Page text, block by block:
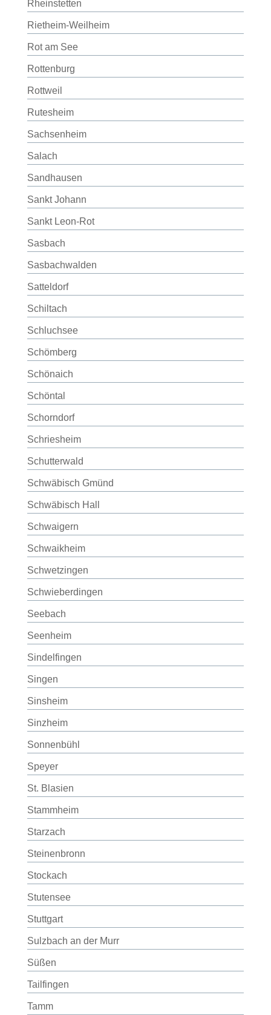
Rheinstetten
Rietheim-Weilheim
Rot am See
Rottenburg
Rottweil
Rutesheim
Sachsenheim
Salach
Sandhausen
Sankt Johann
Sankt Leon-Rot
Sasbach
Sasbachwalden
Satteldorf
Schiltach
Schluchsee
Schömberg
Schönaich
Schöntal
Schorndorf
Schriesheim
Schutterwald
Schwäbisch Gmünd
Schwäbisch Hall
Schwaigern
Schwaikheim
Schwetzingen
Schwieberdingen
Seebach
Seenheim
Sindelfingen
Singen
Sinsheim
Sinzheim
Sonnenbühl
Speyer
St. Blasien
Stammheim
Starzach
Steinenbronn
Stockach
Stutensee
Stuttgart
Sulzbach an der Murr
Süßen
Tailfingen
Tamm